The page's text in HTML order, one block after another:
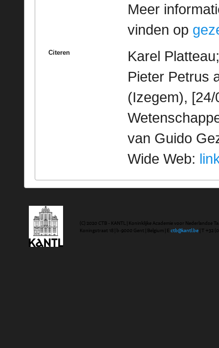
Meer
vinden op
Citeren
Karel
Pieter Petrus
(Izegem),
van Guido
Wide Web:
(C) 2020 CTB - KANTL | Koninklijke Academie voor Nederlandse
Koningstraat 18 | b-9000 Gent | Belgium | E ctb@kantl.be | T +32